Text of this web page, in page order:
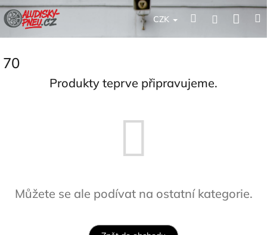
Přejít
na
obsah
CZK HledatPřihlášení
70
Produkty teprve připravujeme.
Můžete se ale podívat na ostatní kategorie.